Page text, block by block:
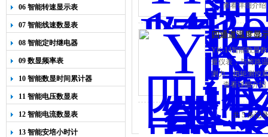
06 智能转速显示表
07 智能线速数显表
08 智能定时继电器
09 数显频率表
10 智能数显时间累计器
11 智能电压数显表
12 智能电流数显表
13 智能安培小时计
查看详细介绍
四通道温度显
YK-14智能数显
量仪表，与两路
测力、扭矩测控
查看详细介绍
共 5 条记